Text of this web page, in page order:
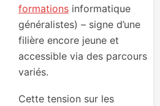
formations informatique
généralistes) – signe d’une
filière encore jeune et
accessible via des parcours
variés.
Cette tension sur les